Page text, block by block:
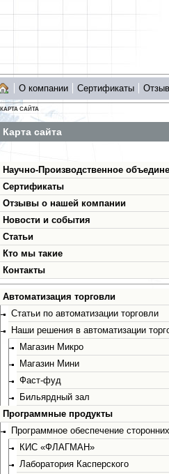
О компании Сертификаты
КАРТА САЙТА
Карта сайта
Научно-Производственное
Сертификаты
Отзывы о нашей компании
Новости и события
Статьи
Кто мы такие
Контакты
Автоматизация торговли
Статьи по автоматизации торговли
Наши решения в автоматизации
Магазин Микро
Магазин Мини
Фаст-фуд
Бильярдный зал
Программные продукты
Программное обеспечение
КИС «ФЛАГМАН»
Лаборатория Касперского